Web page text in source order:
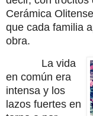
Cerámica
que cada familia
obra.
La vida
en común era
intensa y los
lazos fuertes en